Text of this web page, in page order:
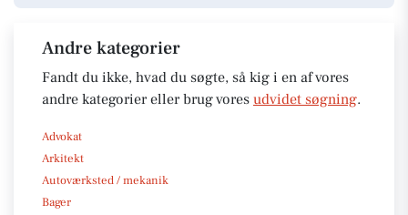
Andre kategorier
Fandt du ikke, hvad du søgte, så kig i en af vores
andre kategorier eller brug vores udvidet søgning.
Advokat
Arkitekt
Autoværksted / mekanik
Bager